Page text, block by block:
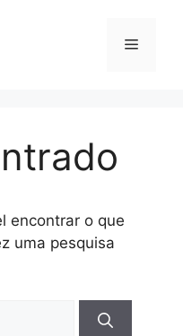
Menu
encontrar o que
uma pesquisa